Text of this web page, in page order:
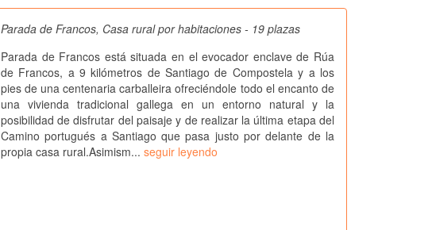
Parada de Francos, Casa rural por habitaciones - 19 plazas
Parada de Francos está situada en el evocador enclave de Rúa
de Francos, a 9 kilómetros de Santiago de Compostela y a los
pies de una centenaria carballeira ofreciéndole todo el encanto de
una vivienda tradicional gallega en un entorno natural y la
posibilidad de disfrutar del paisaje y de realizar la última etapa del
Camino portugués a Santiago que pasa justo por delante de la
propia casa rural.Asimism... seguir leyendo